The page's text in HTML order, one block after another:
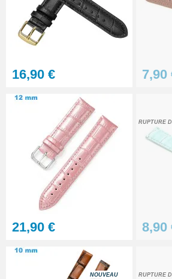
16,90 € 7,90
21,90 €
RUPTURE
8,90
NOUVEAU RUPTURE